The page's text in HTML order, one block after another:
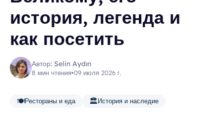
история, легенда и
как посетить
Автор: Selin Aydın
8 мин чтения•09 июля 2026 г.
🍽️Рестораны и еда 🏛️История и наследие